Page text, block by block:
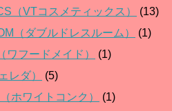
（VTコスメティックス）
(13)
（ダブルドレスルーム）
(1)
ワフードメイド）
(1)
レダ）
(5)
ホワイトコンク）
(1)